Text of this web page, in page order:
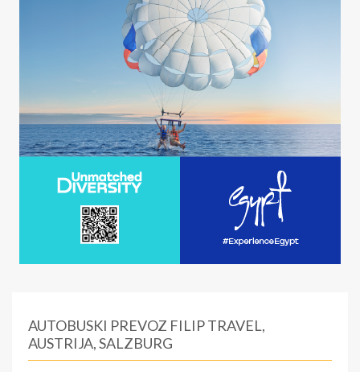
AUTOBUSKI PREVOZ FILIP TRAVEL,
AUSTRIJA, SALZBURG